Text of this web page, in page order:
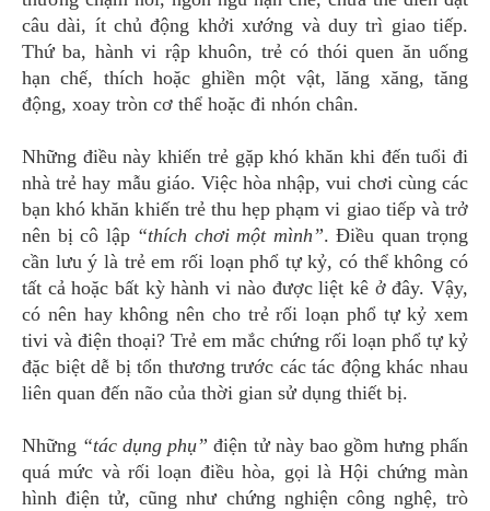
câu dài, ít chủ động khởi xướng và duy trì giao tiếp.
Thứ ba, hành vi rập khuôn, trẻ có thói quen ăn uống
hạn chế, thích hoặc ghiền một vật, lăng xăng, tăng
động, xoay tròn cơ thể hoặc đi nhón chân.
Những điều này khiến trẻ gặp khó khăn khi đến tuổi đi
nhà trẻ hay mẫu giáo. Việc hòa nhập, vui chơi cùng các
bạn khó khăn khiến trẻ thu hẹp phạm vi giao tiếp và trở
nên bị cô lập “thích chơi một mình”. Điều quan trọng
cần lưu ý là trẻ em rối loạn phổ tự kỷ, có thể không có
tất cả hoặc bất kỳ hành vi nào được liệt kê ở đây. Vậy,
có nên hay không nên cho trẻ rối loạn phổ tự kỷ xem
tivi và điện thoại? Trẻ em mắc chứng rối loạn phổ tự kỷ
đặc biệt dễ bị tổn thương trước các tác động khác nhau
liên quan đến não của thời gian sử dụng thiết bị.
Những “tác dụng phụ” điện tử này bao gồm hưng phấn
quá mức và rối loạn điều hòa, gọi là Hội chứng màn
hình điện tử, cũng như chứng nghiện công nghệ, trò